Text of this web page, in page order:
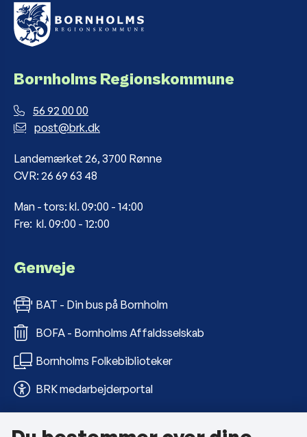
Bornholms Regionskommune
56 92 00 00
post@brk.dk
Landemærket 26, 3700 Rønne
CVR: 26 69 63 48
Man - tors: kl. 09:00 - 14:00
Fre: kl. 09:00 - 12:00
Genveje
BAT - Din bus på Bornholm
BOFA - Bornholms Affaldsselskab
Bornholms Folkebiblioteker
BRK medarbejderportal